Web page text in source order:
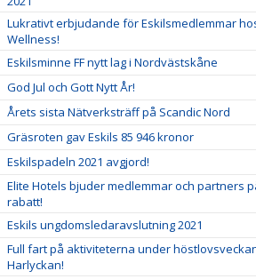
Lukrativt erbjudande för Eskilsmedlemmar
Wellness!
Eskilsminne FF nytt lag i Nordvästskåne
God Jul och Gott Nytt År!
Årets sista Nätverksträff på Scandic Nord
Gräsroten gav Eskils 85 946 kronor
Eskilspadeln 2021 avgjord!
Elite Hotels bjuder medlemmar och partners
rabatt!
Eskils ungdomsledaravslutning 2021
Full fart på aktiviteterna under
Harlyckan!